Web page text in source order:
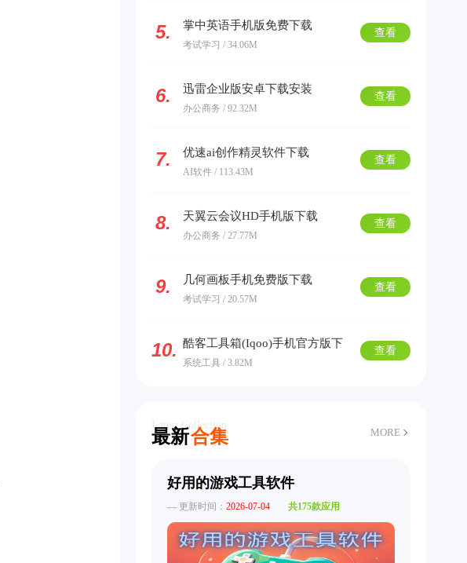
5. 掌中英语手机版免费下载
考试学习 / 34.06M
查看
6. 迅雷企业版安卓下载安装
办公商务 / 92.32M
查看
7. 优速ai创作精灵软件下载
AI软件 / 113.43M
查看
8. 天翼云会议HD手机版下载
办公商务 / 27.77M
查看
9. 几何画板手机免费版下载
考试学习 / 20.57M
查看
10. 酷客工具箱(Iqoo)手机官方版下
载
系统工具 / 3.82M
查看
最新合集
Latest Collection
MORE
好用的游戏工具软件
--- 更新时间： 2026-07-04 共175款应用